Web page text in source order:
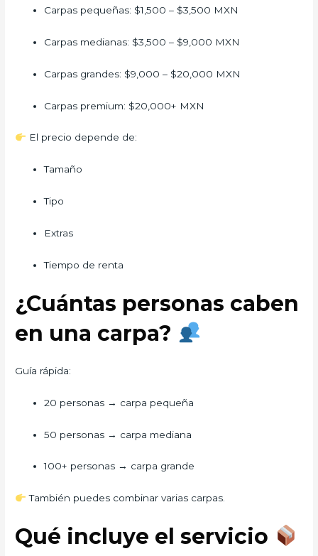
Carpas pequeñas: $1,500 – $3,500 MXN
Carpas medianas: $3,500 – $9,000 MXN
Carpas grandes: $9,000 – $20,000 MXN
Carpas premium: $20,000+ MXN
El precio depende de:
Tamaño
Tipo
Extras
Tiempo de renta
¿Cuántas personas caben
en una carpa?
Guía rápida:
20 personas → carpa pequeña
50 personas → carpa mediana
100+ personas → carpa grande
También puedes combinar varias carpas.
Qué incluye el servicio